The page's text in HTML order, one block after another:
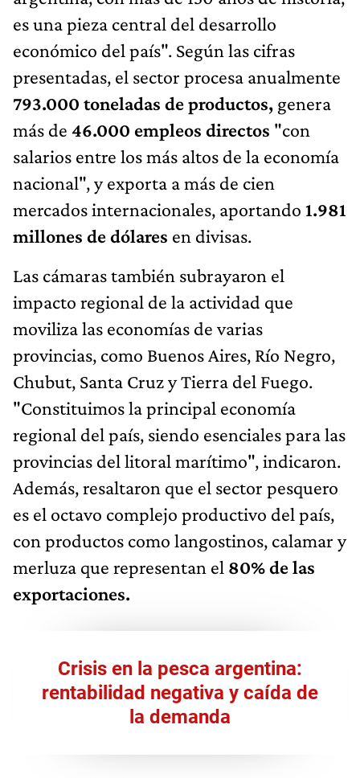
es una pieza central del desarrollo
económico del país". Según las cifras
presentadas, el sector procesa anualmente
793.000 toneladas de productos, genera
más de 46.000 empleos directos "con
salarios entre los más altos de la economía
nacional", y exporta a más de cien
mercados internacionales, aportando 1.981
millones de dólares en divisas.
Las cámaras también subrayaron el
impacto regional de la actividad que
moviliza las economías de varias
provincias, como Buenos Aires, Río Negro,
Chubut, Santa Cruz y Tierra del Fuego.
"Constituimos la principal economía
regional del país, siendo esenciales para las
provincias del litoral marítimo", indicaron.
Además, resaltaron que el sector pesquero
es el octavo complejo productivo del país,
con productos como langostinos, calamar y
merluza que representan el 80% de las
exportaciones.
Crisis en la pesca argentina:
rentabilidad negativa y caída de
la demanda